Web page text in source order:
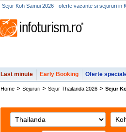
Sejur Koh Samui 2026 - oferte vacante si sejururi in
Last minute Early Booking Oferte
Home > Sejururi > Sejur Thailanda 2026 > Sejur